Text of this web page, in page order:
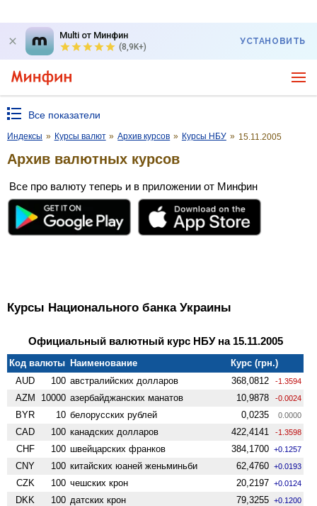
Multi от Минфин
(8,9K+)
УСТАНОВИТЬ
Все показатели
Индексы » Курсы валют » Архив курсов » Курсы НБУ » 15.11.2005
Архив валютных курсов
Все про валюту теперь и в приложении от Минфин
Курсы Национального банка Украины
Официальный валютный курс НБУ на 15.11.2005
Код валюты Наименование
Курс (грн.)
AUD
100 австралийских долларов 368,0812 -1.3594
AZM 10000 азербайджанских манатов 10,9878 -0.0024
BYR 10 белорусских рублей 0,0235 0.0000
CAD 100 канадских долларов 422,4141 -1.3598
CHF 100 швейцарских франков 384,1700 +0.1257
CNY 100 китайских юаней женьминьби 62,4760 +0.0193
CZK 100 чешских крон 20,2197 +0.0124
DKK 100 датских крон 79,3255 +0.1200